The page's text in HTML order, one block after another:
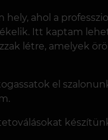
hely, ahol a
Itt kaptam
létre, amelyek
el
tetoválásokat